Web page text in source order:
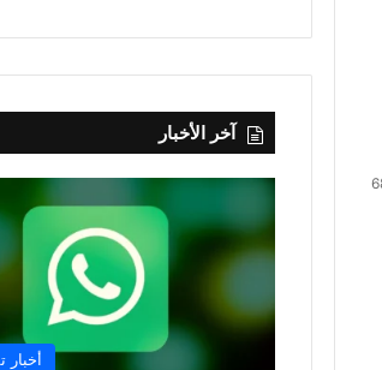
آخر الأخبار
أخبار